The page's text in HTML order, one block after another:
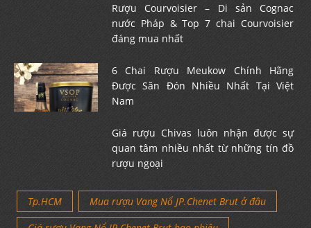
Rượu Courvoisier – Di sản Cognac
nước Pháp & Top 7 chai Courvoisier
đáng mua nhất
6 Chai Rượu Meukow Chính Hãng
Được Săn Đón Nhiều Nhất Tại Việt
Nam
Giá rượu Chivas luôn nhận được sự
quan tâm nhiều nhất từ những tín đồ
rượu ngoại
Tp.HCM
Mua rượu Vang Nổ JP.Chenet Brut ở đâu